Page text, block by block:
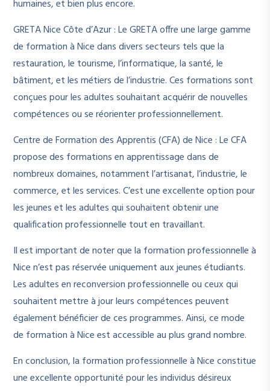
humaines, et bien plus encore.
GRETA Nice Côte d’Azur : Le GRETA offre une large gamme
de formation à Nice dans divers secteurs tels que la
restauration, le tourisme, l’informatique, la santé, le
bâtiment, et les métiers de l’industrie. Ces formations sont
conçues pour les adultes souhaitant acquérir de nouvelles
compétences ou se réorienter professionnellement.
Centre de Formation des Apprentis (CFA) de Nice : Le CFA
propose des formations en apprentissage dans de
nombreux domaines, notamment l’artisanat, l’industrie, le
commerce, et les services. C’est une excellente option pour
les jeunes et les adultes qui souhaitent obtenir une
qualification professionnelle tout en travaillant.
Il est important de noter que la formation professionnelle à
Nice n’est pas réservée uniquement aux jeunes étudiants.
Les adultes en reconversion professionnelle ou ceux qui
souhaitent mettre à jour leurs compétences peuvent
également bénéficier de ces programmes. Ainsi, ce mode
de formation à Nice est accessible au plus grand nombre.
En conclusion, la formation professionnelle à Nice constitue
une excellente opportunité pour les individus désireux